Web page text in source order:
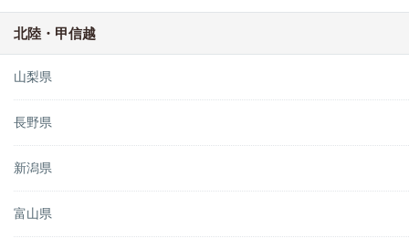
北陸・甲信越
山梨県
長野県
新潟県
富山県